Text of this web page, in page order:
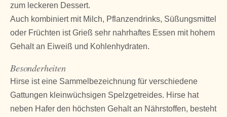
zum leckeren Dessert.
Auch kombiniert mit Milch, Pflanzendrinks, Süßungsmittel
oder Früchten ist Grieß sehr nahrhaftes Essen mit hohem
Gehalt an Eiweiß und Kohlenhydraten.
Besonderheiten
Hirse ist eine Sammelbezeichnung für verschiedene
Gattungen kleinwüchsigen Spelzgetreides. Hirse hat
neben Hafer den höchsten Gehalt an Nährstoffen, besteht